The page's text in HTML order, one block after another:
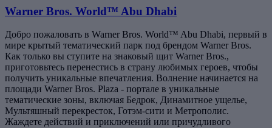
Warner Bros. World™ Abu Dhabi
Добро пожаловать в Warner Bros. World™ Abu Dhabi, первый в
мире крытый тематический парк под брендом Warner Bros.
Как только вы ступите на знаковый щит Warner Bros.,
приготовьтесь перенестись в страну любимых героев, чтобы
получить уникальные впечатления. Волнение начинается на
площади Warner Bros. Plaza - портале в уникальные
тематические зоны, включая Бедрок, Динамитное ущелье,
Мультяшный перекресток, Готэм-сити и Метрополис.
Жаждете действий и приключений или причудливого